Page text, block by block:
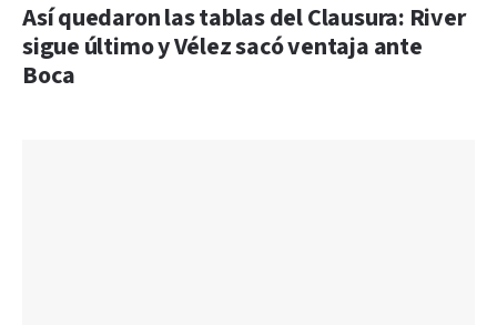
Así quedaron las tablas del Clausura: River
sigue último y Vélez sacó ventaja ante
Boca